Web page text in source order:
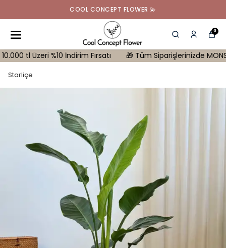
COOL CONCEPT FLOWER 💫
0
Üzeri %10 İndirim Fırsatı 🎁 Tüm Siparişlerinizde MONSTERA
Starliçe